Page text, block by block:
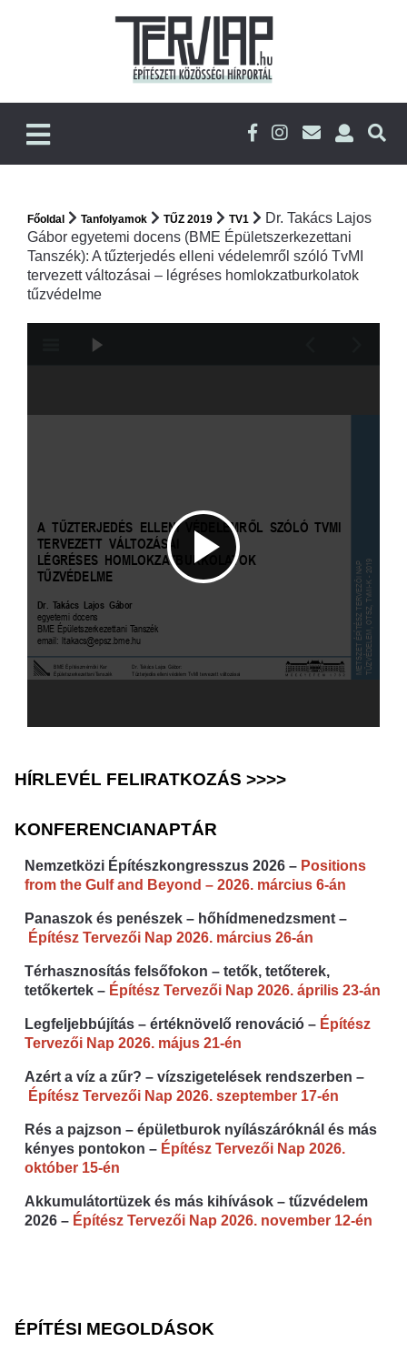
Főoldal Tanfolyamok TŰZ 2019 TV1
Dr. Takács Lajos
Gábor egyetemi docens (BME Épületszerkezettani
Tanszék): A tűzterjedés elleni védelemről szóló TvMI
tervezett változásai – légréses homlokzatburkolatok
tűzvédelme
HÍRLEVÉL FELIRATKOZÁS >>>>
KONFERENCIANAPTÁR
Nemzetközi Építészkongresszus 2026 – Positions
from the Gulf and Beyond – 2026. március 6-án
Panaszok és penészek – hőhídmenedzsment –
Építész Tervezői Nap 2026. március 26-án
Térhasznosítás felsőfokon – tetők, tetőterek,
tetőkertek – Építész Tervezői Nap 2026. április 23-án
Legfeljebbújítás – értéknövelő renováció – Építész
Tervezői Nap 2026. május 21-én
Azért a víz a zűr? – vízszigetelések rendszerben –
Építész Tervezői Nap 2026. szeptember 17-én
Rés a pajzson – épületburok nyílászáróknál és más
kényes pontokon – Építész Tervezői Nap 2026.
október 15-én
Akkumulátortüzek és más kihívások – tűzvédelem
2026 – Építész Tervezői Nap 2026. november 12-én
ÉPÍTÉSI MEGOLDÁSOK